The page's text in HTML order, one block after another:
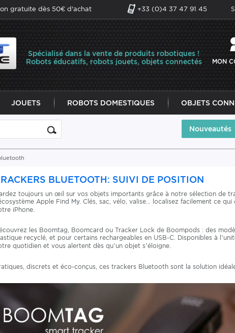
gratuite dès 50€ d'achat +33 (0)4 37 47 91 45
Spécialisé dans la vente de produits robotiques !
Robots éducatifs, robots jouets, objets connectés
MON
JOUETS ROBOTS DOMESTIQUES OBJETS
Nouveautés
BLUETOOTH: SUIVI DE POSITION
toujours un œil sur vos objets importants grâce à notre sélection de
Apple Find My. Clés, sac, vélo, valise… localisez facilement ce
iPhone.
les Boomtag, Boomcard ou Tracker Lock de Boompods : des
recyclé, et pour certains rechargeables en USB-C. Disponibles à
quotidien et vous alertent dès qu’un objet s’éloigne.
discrets et éco-conçus, ces trackers Bluetooth sont la solution